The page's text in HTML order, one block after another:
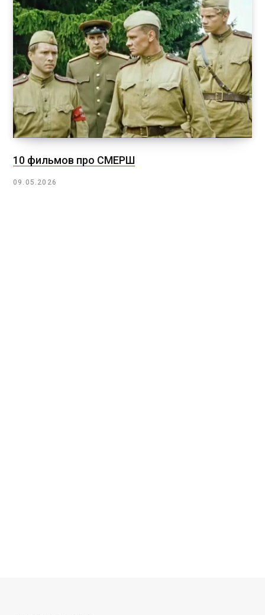
10 фильмов про СМЕРШ
09.05.2026